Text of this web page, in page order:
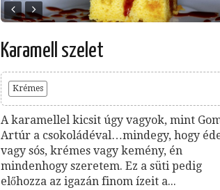
Karamell szelet
Krémes
A karamellel kicsit úgy vagyok, mint
Artúr a csokoládéval…mindegy, hogy
vagy sós, krémes vagy kemény, én
mindenhogy szeretem. Ez a süti pedig
előhozza az igazán finom ízeit a...